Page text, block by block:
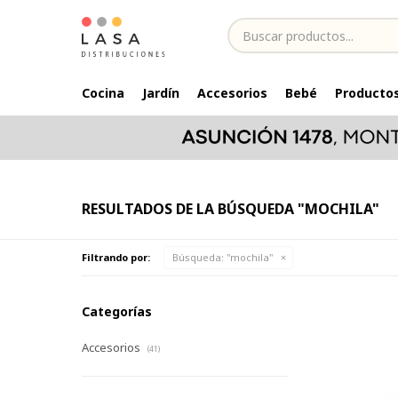
Cocina Jardín Accesorios Bebé
RESULTADOS DE LA BÚSQUEDA "MOCHILA"
Filtrando por: Búsqueda: "mochila"
Categorías
Accesorios (41)